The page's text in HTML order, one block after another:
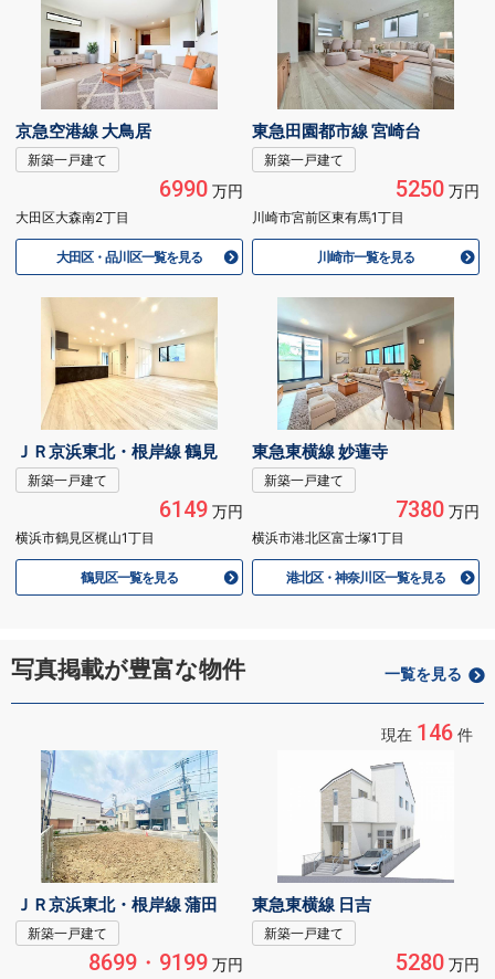
京急空港線 大鳥居
新築一戸建て
6990万円
大田区大森南2丁目
大田区・品川区一覧を見る
東急田園都市線 宮崎台
新築一戸建て
5250万円
川崎市宮前区東有馬1丁目
川崎市一覧を見る
ＪＲ京浜東北・根岸線 鶴見
新築一戸建て
6149万円
横浜市鶴見区梶山1丁目
鶴見区一覧を見る
東急東横線 妙蓮寺
新築一戸建て
7380万円
横浜市港北区富士塚1丁目
港北区・神奈川区一覧を見る
写真掲載が豊富な物件 一覧を見る
現在 146 件
ＪＲ京浜東北・根岸線 蒲田
新築一戸建て
8699・9199万円
東急東横線 日吉
新築一戸建て
5280万円